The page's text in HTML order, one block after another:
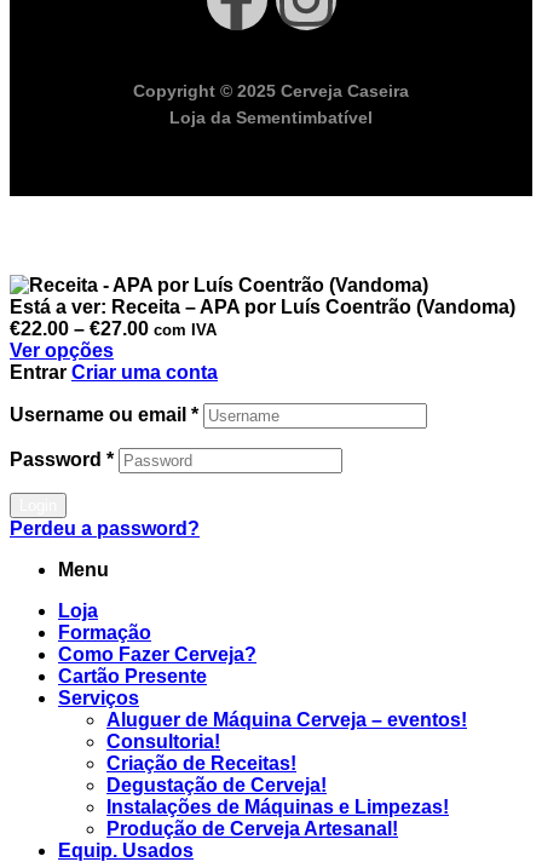
Copyright © 2025 Cerveja Caseira
Loja da Sementimbatível
Está a ver: Receita – APA por Luís Coentrão (Vandoma)
€22.00 – €27.00 com IVA
Ver opções
Entrar Criar uma conta
Username ou email *
Password *
Perdeu a password?
Menu
Loja
Formação
Como Fazer Cerveja?
Cartão Presente
Serviços
Aluguer de Máquina Cerveja – eventos!
Consultoria!
Criação de Receitas!
Degustação de Cerveja!
Instalações de Máquinas e Limpezas!
Produção de Cerveja Artesanal!
Equip. Usados